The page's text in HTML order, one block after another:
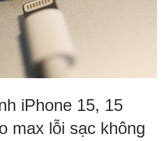
iPhone 15, 15
max lỗi sạc không